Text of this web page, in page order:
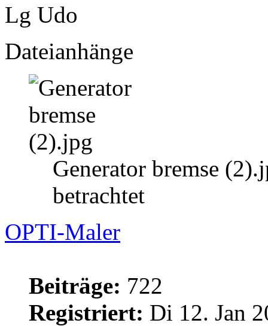
Lg Udo
Dateianhänge
Generator bremse
betrachtet
OPTI-Maler
Beiträge: 722
Registriert: Di 12. Jan